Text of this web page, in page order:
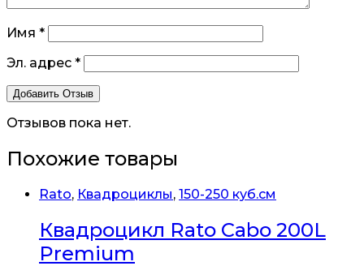
Имя *
Эл. адрес *
Отзывов пока нет.
Похожие товары
Rato, Квадроциклы, 150-250 куб.см
Квадроцикл Rato Cabo 200L
Premium